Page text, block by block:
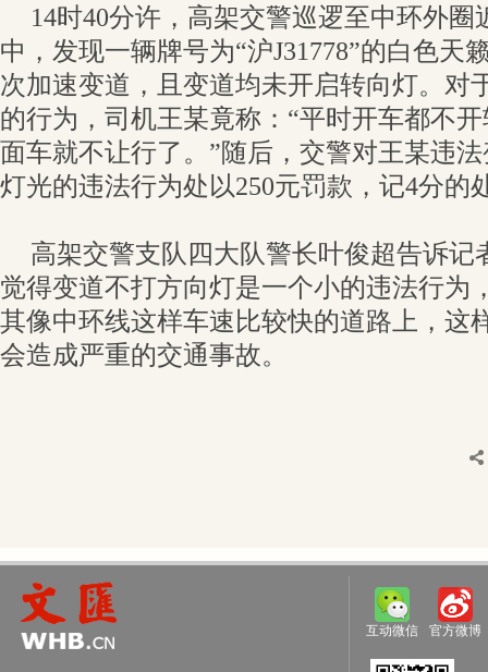
14时40分许，高架交警巡逻至中环外
中，发现一辆牌号为“沪J31778”的白色天
次加速变道，且变道均未开启转向灯。对
的行为，司机王某竟称：“平时开车都不
面车就不让行了。”随后，交警对王某违
灯光的违法行为处以250元罚款，记4分的
高架交警支队四大队警长叶俊超告诉记
觉得变道不打方向灯是一个小的违法行为
其像中环线这样车速比较快的道路上，这
会造成严重的交通事故。
互动微信 官方微博